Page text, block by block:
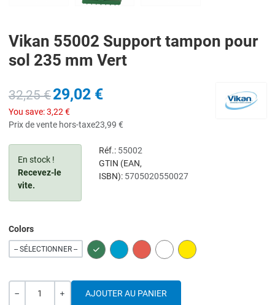
Vikan 55002 Support tampon pour
sol 235 mm Vert
32,25 €29,02 €
You save:3,22 €
Prix de vente hors-taxe23,99 €
En stock !
Recevez-le
vite.
Réf.: 55002
GTIN (EAN,
ISBN): 5705020550027
Colors
-- SÉLECTIONNER -- GREEN BLUE RED WHITE YELLOW
Quantité